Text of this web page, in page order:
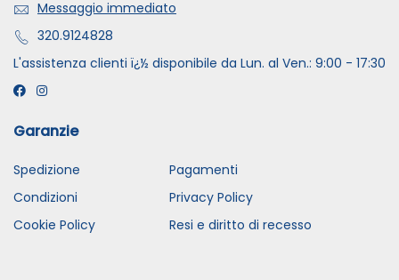
Messaggio immediato
320.9124828
L'assistenza clienti ï¿½ disponibile da Lun. al Ven.: 9:00 - 17:30
Garanzie
Spedizione
Pagamenti
Condizioni
Privacy Policy
Cookie Policy
Resi e diritto di recesso